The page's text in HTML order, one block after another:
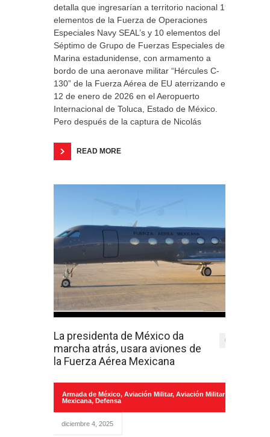
detalla que ingresarían a territorio nacional 19
elementos de la Fuerza de Operaciones
Especiales Navy SEAL’s y 10 elementos del
Séptimo de Grupo de Fuerzas Especiales de la
Marina estadunidense, con armamento a
bordo de una aeronave militar “Hércules C-
130” de la Fuerza Aérea de EU aterrizando el
12 de enero de 2026 en el Aeropuerto
Internacional de Toluca, Estado de México.
Pero después de la captura de Nicolás
READ MORE
La presidenta de México da
marcha atrás, usara aviones de
la Fuerza Aérea Mexicana
0
Armada de México, Aviación Militar, Aviación Militar
Mexicana, Defensa
diciembre 4, 2025